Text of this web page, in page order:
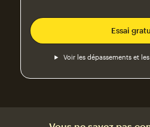
Essai
Voir les dépassements et